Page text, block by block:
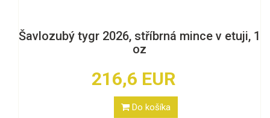
Šavlozubý tygr 2026, stříbrná mince v etuji, 1
oz
216,6 EUR
Do košíka